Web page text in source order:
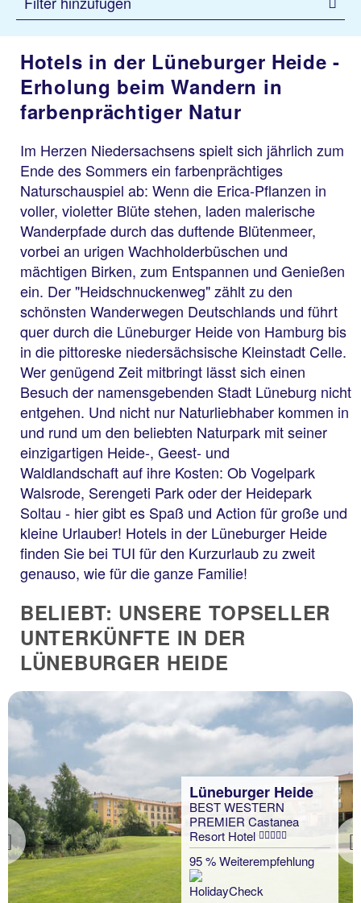
Hotels in der Lüneburger Heide -
Erholung beim Wandern in
farbenprächtiger Natur
Im Herzen Niedersachsens spielt sich jährlich zum
Ende des Sommers ein farbenprächtiges
Naturschauspiel ab: Wenn die Erica-Pflanzen in
voller, violetter Blüte stehen, laden malerische
Wanderpfade durch das duftende Blütenmeer,
vorbei an urigen Wachholderbüschen und
mächtigen Birken, zum Entspannen und Genießen
ein. Der "Heidschnuckenweg" zählt zu den
schönsten Wanderwegen Deutschlands und führt
quer durch die Lüneburger Heide von Hamburg bis
in die pittoreske niedersächsische Kleinstadt Celle.
Wer genügend Zeit mitbringt lässt sich einen
Besuch der namensgebenden Stadt Lüneburg nicht
entgehen. Und nicht nur Naturliebhaber kommen in
und rund um den beliebten Naturpark mit seiner
einzigartigen Heide-, Geest- und
Waldlandschaft auf ihre Kosten: Ob Vogelpark
Walsrode, Serengeti Park oder der Heidepark
Soltau - hier gibt es Spaß und Action für große und
kleine Urlauber! Hotels in der Lüneburger Heide
finden Sie bei TUI für den Kurzurlaub zu zweit
genauso, wie für die ganze Familie!
BELIEBT: UNSERE TOPSELLER
UNTERKÜNFTE IN DER
LÜNEBURGER HEIDE
Previous
Lüneburger Heide
BEST WESTERN
PREMIER Castanea
Resort Hotel
95 % Weiterempfehlung